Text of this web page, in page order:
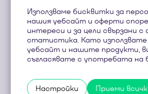
Използваме бисквитки за
нашия уебсайт и оферти
интереси и за цели свързани с
статистика. Като
уебсайт и нашите продукти,
съгласявате с употребата на
Настройки Приеми